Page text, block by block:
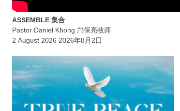
ASSEMBLE 集合
Pastor Daniel Khong 邝保亮牧师
2 August 2026 2026年8月2日